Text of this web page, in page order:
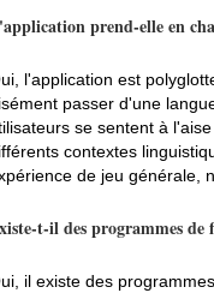
prend-elle en
l'application est
passer d'une
se sentent à
contextes
de jeu générale,
t-il des programmes
il existe des